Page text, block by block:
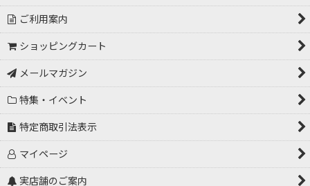
ご利用案内
ショッピングカート
メールマガジン
特集・イベント
特定商取引法表示
マイページ
実店舗のご案内